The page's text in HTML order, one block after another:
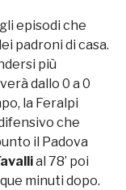
episodi che
padroni di casa.
più
dallo 0 a 0
la Feralpi
che
il Padova
al 78’ poi
minuti dopo.